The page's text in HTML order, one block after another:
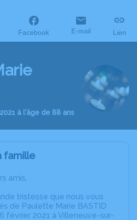
Facebook E-mail Lien
à l'âge de 88 ans
famille
amis,
tristesse que nous vous
de Paulette Marie BASTID
février 2021 à Villeneuve-sur-